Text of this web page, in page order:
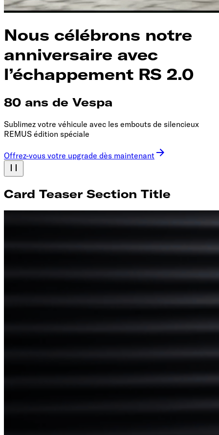
Nous célébrons notre
anniversaire avec
l’échappement RS 2.0
80 ans de Vespa
Sublimez votre véhicule avec les embouts de silencieux
REMUS édition spéciale
Offrez-vous votre upgrade dès maintenant
Card Teaser Section Title